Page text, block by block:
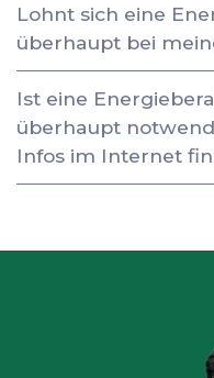
Lohnt sich eine
überhaupt bei
Ist eine
überhaupt
Infos im Internet